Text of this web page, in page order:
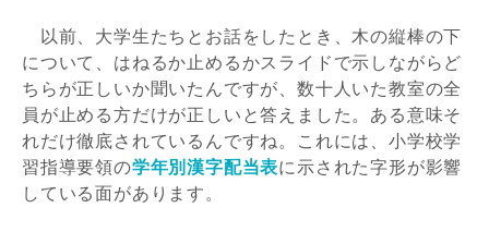
以前、大学生たちとお話をしたとき、木の縦棒の下
について、はねるか止めるかスライドで示しながらど
ちらが正しいか聞いたんですが、数十人いた教室の全
員が止める方だけが正しいと答えました。ある意味そ
れだけ徹底されているんですね。これには、小学校学
習指導要領の学年別漢字配当表に示された字形が影響
している面があります。